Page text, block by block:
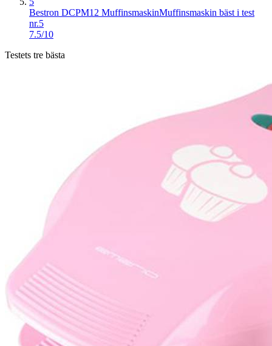
Bestron DCPM12 MuffinsmaskinMuffinsmaskin bäst i test
nr.5
7.5/10
Testets tre bästa